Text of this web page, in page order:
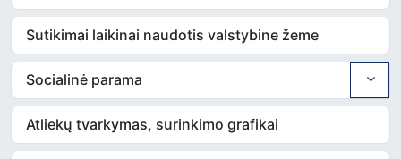
Sutikimai laikinai naudotis valstybine žeme
Socialinė parama
Atliekų tvarkymas, surinkimo grafikai